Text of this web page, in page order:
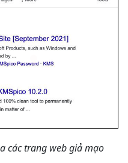
các trang web giả mạo